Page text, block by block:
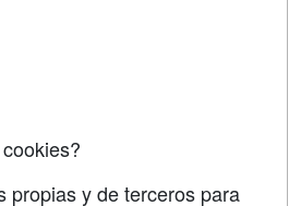
propias y de terceros para